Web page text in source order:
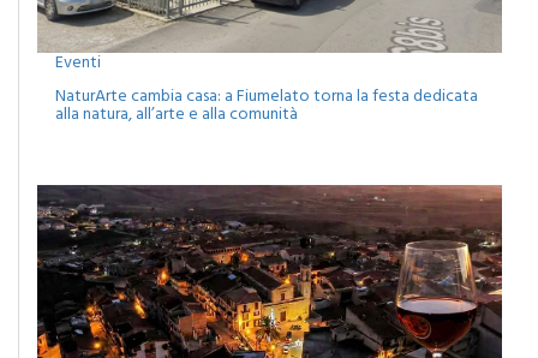
Eventi
NaturArte cambia casa: a Fiumelato torna la festa dedicata
alla natura, all’arte e alla comunità